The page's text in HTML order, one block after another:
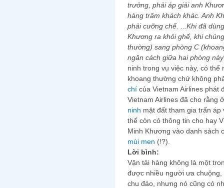
trưởng, phải áp giải anh
hàng trăm khách khác. Anh
phải cưỡng chế. ...Khi đã
Khương ra khỏi ghế, khi
thường) sang phòng C
ngăn cách giữa hai phòng này
ninh trong vụ việc này, có
khoang thường chứ không
chí của Vietnam Airlines phát
Vietnam Airlines đã cho rằng
ninh mặt đất tham gia trấn
thế còn có thông tin cho hay
Minh Khương vào danh sách
mùi men (!?).
Lời bình:
Vận tải hàng không là một
được nhiều người ưa
chu đáo, nhưng nó cũng có